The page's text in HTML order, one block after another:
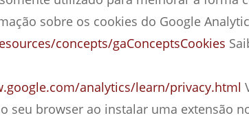
sobre os cookies do Google
concepts/gaConceptsCookies
analytics/learn/privacy.html
seu browser ao instalar uma extensão